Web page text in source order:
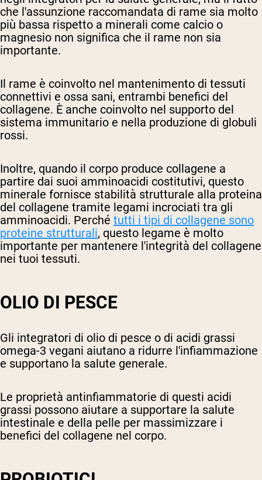
che l'assunzione raccomandata di rame sia molto
più bassa rispetto a minerali come calcio o
magnesio non significa che il rame non sia
importante.
Il rame è coinvolto nel mantenimento di tessuti
connettivi e ossa sani, entrambi benefici del
collagene. È anche coinvolto nel supporto del
sistema immunitario e nella produzione di globuli
rossi.
Inoltre, quando il corpo produce collagene a
partire dai suoi amminoacidi costitutivi, questo
minerale fornisce stabilità strutturale alla proteina
del collagene tramite legami incrociati tra gli
amminoacidi. Perché tutti i tipi di collagene sono
proteine strutturali, questo legame è molto
importante per mantenere l'integrità del collagene
nei tuoi tessuti.
OLIO DI PESCE
Gli integratori di olio di pesce o di acidi grassi
omega-3 vegani aiutano a ridurre l'infiammazione
e supportano la salute generale.
Le proprietà antinfiammatorie di questi acidi
grassi possono aiutare a supportare la salute
intestinale e della pelle per massimizzare i
benefici del collagene nel corpo.